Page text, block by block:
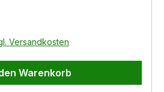
in der Handhabung: mit
ansprechend im Design-
stapelbar- Boxen ohne
x
Versandkosten
Warenkorb